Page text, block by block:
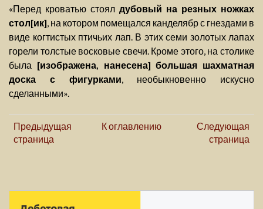
«Перед кроватью стоял дубовый на резных ножках
стол[ик], на котором помещался канделябр с гнездами в
виде когтистых птичьих лап. В этих семи золотых лапах
горели толстые восковые свечи. Кроме этого, на столике
была [изображена, нанесена] большая шахматная
доска с фигурками, необыкновенно искусно
сделанными».
Предыдущая
страница
К оглавлению
Следующая
страница